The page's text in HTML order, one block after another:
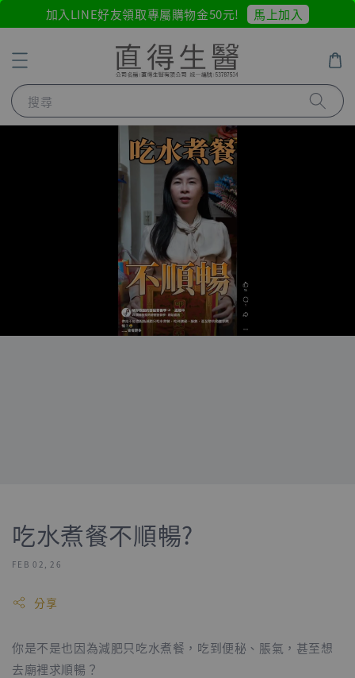
加入LINE好友領取專屬購物金50元! 馬上加入
搜尋
吃水煮餐不順暢?
FEB 02, 26
分享
你是不是也因為減肥只吃水煮餐，吃到便秘、脹氣，甚至想
去廟裡求順暢？